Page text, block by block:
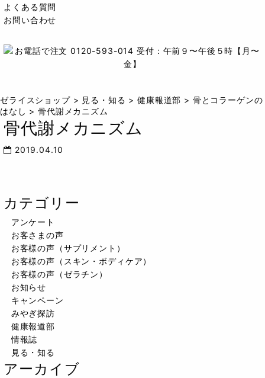
よくある質問
お問い合わせ
ゼライスショップ> 見る・知る > 健康報道部 > 骨とコラーゲンの
はなし >骨代謝メカニズム
骨代謝メカニズム
2019.04.10
カテゴリー
アンケート
お客さまの声
お客様の声（サプリメント）
お客様の声（スキン・ボディケア）
お客様の声（ゼラチン）
お知らせ
キャンペーン
みやぎ探訪
健康報道部
情報誌
見る・知る
アーカイブ